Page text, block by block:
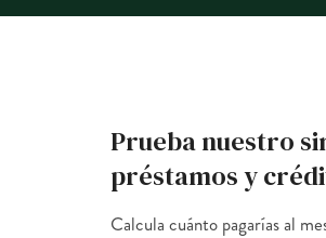
Prueba nuestro
préstamos y
Calcula cuánto pagarías al